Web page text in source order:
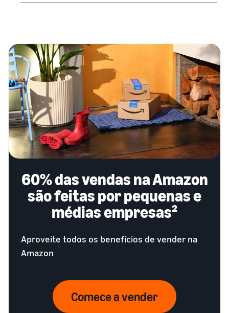
60% das vendas na Amazon
são feitas por pequenas e
médias empresas²
Aproveite todos os benefícios de vender na
Amazon
Comece a vender